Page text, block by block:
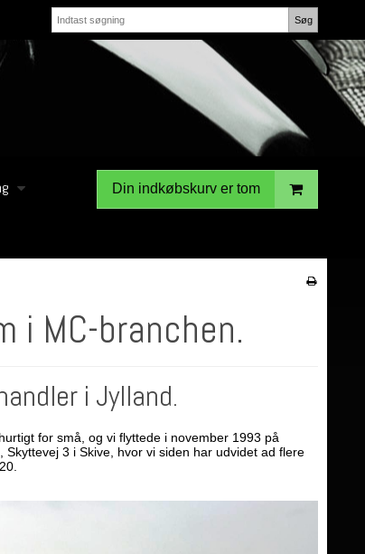
Søg
Din indkøbskurv er tom
i MC-branchen.
i Jylland.
for små, og vi flyttede i november 1993 på
3 i Skive, hvor vi siden har udvidet ad flere